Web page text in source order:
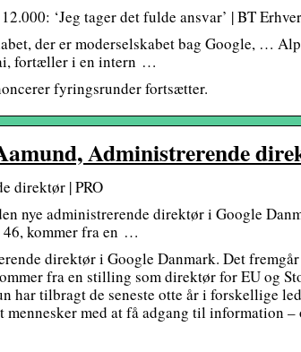
‘Jeg tager det fulde ansvar’ | BT
der er moderselskabet bag Google, …
fortæller i en intern …
fyringsrunder fortsætter.
Administrerende
direktør | PRO
nye administrerende direktør i Google
46, kommer fra en …
direktør i Google Danmark. Det
fra en stilling som direktør for EU og
har tilbragt de seneste otte år i forskellige
med at få adgang til information